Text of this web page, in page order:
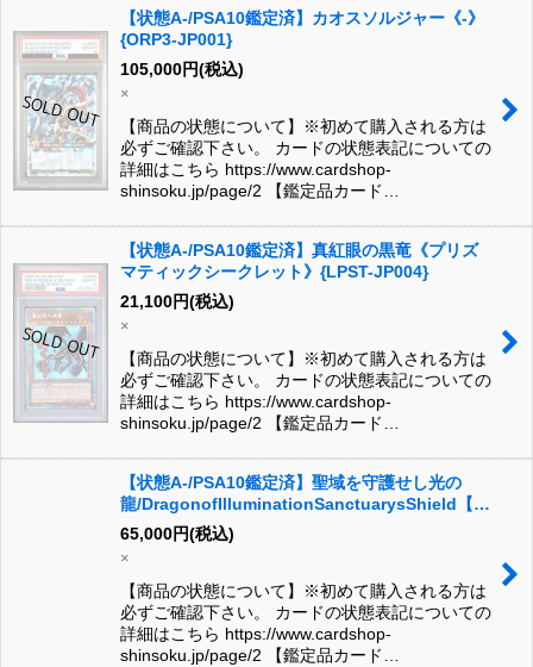
【状態A-/PSA10鑑定済】カオスソルジャー《-》
{ORP3-JP001}
105,000円(税込)
×
【商品の状態について】※初めて購入される方は
必ずご確認下さい。 カードの状態表記についての
詳細はこちら https://www.cardshop-
shinsoku.jp/page/2 【鑑定品カード…
【状態A-/PSA10鑑定済】真紅眼の黒竜《プリズ
マティックシークレット》{LPST-JP004}
21,100円(税込)
×
【商品の状態について】※初めて購入される方は
必ずご確認下さい。 カードの状態表記についての
詳細はこちら https://www.cardshop-
shinsoku.jp/page/2 【鑑定品カード…
【状態A-/PSA10鑑定済】聖域を守護せし光の
龍/DragonofIlluminationSanctuarysShield【ウ
ルトラ】{2025-EN004}《ウルトラ》{2025-
EN004}
65,000円(税込)
×
【商品の状態について】※初めて購入される方は
必ずご確認下さい。 カードの状態表記についての
詳細はこちら https://www.cardshop-
shinsoku.jp/page/2 【鑑定品カード…